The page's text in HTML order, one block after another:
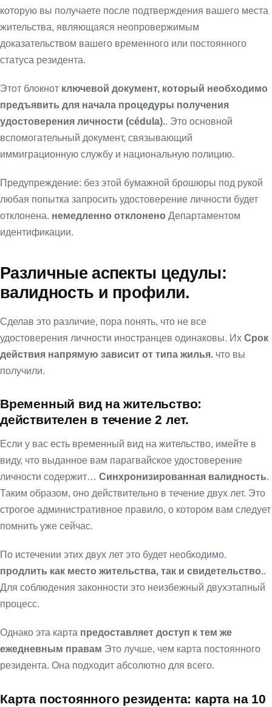
которую вы получаете после подтверждения вашего места
жительства, являющаяся неопровержимым
доказательством вашего временного или постоянного
статуса резидента.
Этот блокнот ключевой документ, который необходимо
предъявить для начала процедуры получения
удостоверения личности (cédula).. Это основной
вспомогательный документ, связывающий
иммиграционную службу и национальную полицию.
Предупреждение: без этой бумажной брошюры под рукой
любая попытка запросить удостоверение личности будет
отклонена. немедленно отклонено Департаментом
идентификации.
Различные аспекты цедулы:
валидность и профили.
Сделав это различие, пора понять, что не все
удостоверения личности иностранцев одинаковы. Их Срок
действия напрямую зависит от типа жилья. что вы
получили.
Временный вид на жительство:
действителен в течение 2 лет.
Если у вас есть временный вид на жительство, имейте в
виду, что выданное вам парагвайское удостоверение
личности содержит… Синхронизированная валидность.
Таким образом, оно действительно в течение двух лет. Это
строгое административное правило, о котором вам следует
помнить уже сейчас.
По истечении этих двух лет это будет необходимо.
продлить как место жительства, так и свидетельство..
Для соблюдения законности это неизбежный двухэтапный
процесс.
Однако эта карта предоставляет доступ к тем же
ежедневным правам Это лучше, чем карта постоянного
резидента. Она подходит абсолютно для всего.
Карта постоянного резидента: карта на 10